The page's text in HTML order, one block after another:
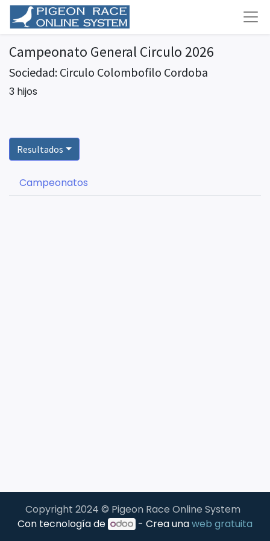
Campeonato General Circulo 2026
Sociedad: Circulo Colombofilo Cordoba
3 hijos
Resultados
Campeonatos
Copyright 2024 © Pigeon Race Online System
Con tecnología de
- Crea unaweb gratuita